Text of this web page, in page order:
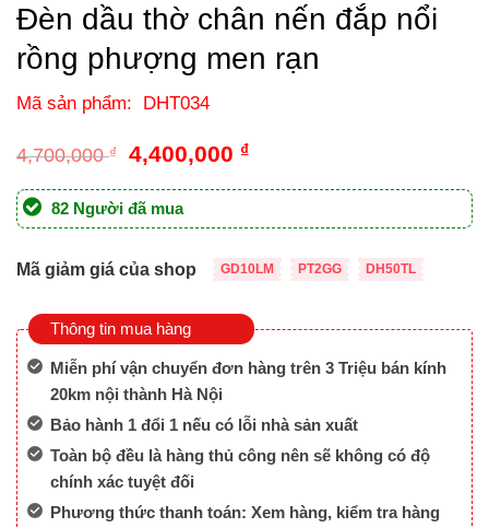
Đèn dầu thờ chân nến đắp nổi
rồng phượng men rạn
Mã sản phẩm: DHT034
4,700,000₫
Giá
là:
4,700,000 ₫.
4,400,000 ₫Giá
tại
là:
82 Người đã mua
Mã giảm giá của shop GD10LM PT2GG DH50TL
Thông tin mua hàng
Miễn phí vận chuyển đơn hàng trên 3 Triệu bán kính
20km nội thành Hà Nội
Bảo hành 1 đổi 1 nếu có lỗi nhà sản xuất
Toàn bộ đều là hàng thủ công nên sẽ không có độ
chính xác tuyệt đối
Phương thức thanh toán: Xem hàng, kiểm tra hàng